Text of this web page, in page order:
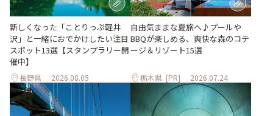
新しくなった「ことりっぷ軽井
沢」と一緒におでかけしたい注目
スポット13選【スタンプラリー開
催中】
長野県 2026.08.05
自由気ままな夏旅へ♪プールや
BBQが楽しめる、爽快な森のコテ
ージ＆リゾート15選
栃木県 [PR] 2026.07.24